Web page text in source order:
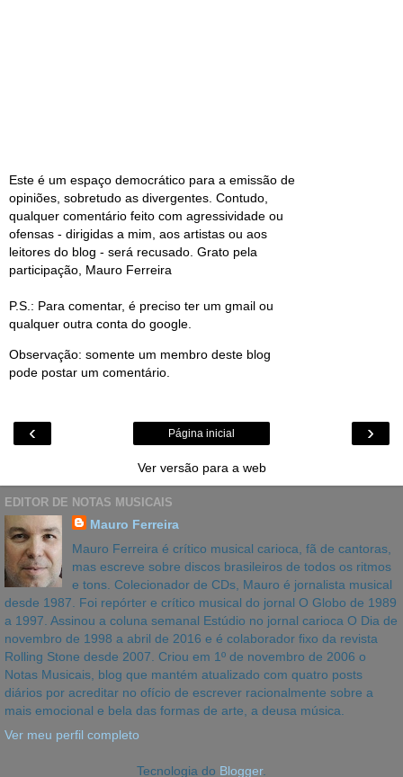
Este é um espaço democrático para a emissão de
opiniões, sobretudo as divergentes. Contudo,
qualquer comentário feito com agressividade ou
ofensas - dirigidas a mim, aos artistas ou aos
leitores do blog - será recusado. Grato pela
participação, Mauro Ferreira
P.S.: Para comentar, é preciso ter um gmail ou
qualquer outra conta do google.
Observação: somente um membro deste blog
pode postar um comentário.
‹ ›
Página inicial
Ver versão para a web
EDITOR DE NOTAS MUSICAIS
Mauro Ferreira
Mauro Ferreira é crítico musical carioca, fã de cantoras,
mas escreve sobre discos brasileiros de todos os ritmos
e tons. Colecionador de CDs, Mauro é jornalista musical
desde 1987. Foi repórter e crítico musical do jornal O Globo de 1989
a 1997. Assinou a coluna semanal Estúdio no jornal carioca O Dia de
novembro de 1998 a abril de 2016 e é colaborador fixo da revista
Rolling Stone desde 2007. Criou em 1º de novembro de 2006 o
Notas Musicais, blog que mantém atualizado com quatro posts
diários por acreditar no ofício de escrever racionalmente sobre a
mais emocional e bela das formas de arte, a deusa música.
Ver meu perfil completo
Tecnologia do Blogger.